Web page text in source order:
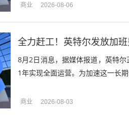
商业 2026-08-06
8月2日消息，据媒体报道，英特
1年实现全面运营。为加速这一长
商业 2026-08-03